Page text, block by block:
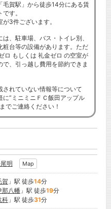
毛賀駅」から徒歩14分にある賃
す。
が3件ございます。
は、駐車場、バス・トイレ別、
粧台等の設備があります。ただ
ロ もしくは 礼金ゼロ の空室が
で、引っ越し費用を節約できま
されていない情報等について
に”ミニミニＦＣ飯田アップル
でご連絡ください！
明 Map
賀」駅 徒歩14分
那八幡」駅 徒歩19分
科」駅 徒歩31分